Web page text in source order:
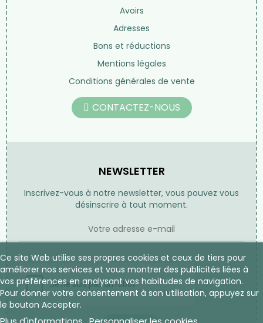
Ce site Web utilise ses propres cookies et ceux de tiers pour
améliorer nos services et vous montrer des publicités liées à
vos préférences en analysant vos habitudes de navigation.
Pour donner votre consentement à son utilisation, appuyez sur
le bouton Accepter.
Avoirs
Adresses
Bons et réductions
Mentions légales
Conditions générales de vente
CONTACTEZ-NOUS
NEWSLETTER
Inscrivez-vous à notre newsletter, vous pouvez vous
désinscrire à tout moment.